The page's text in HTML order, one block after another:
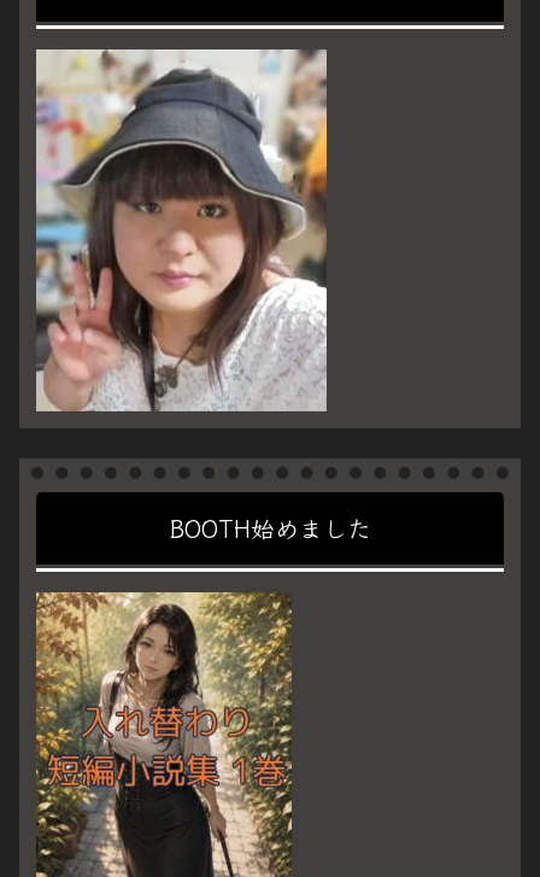
BOOTH始めました